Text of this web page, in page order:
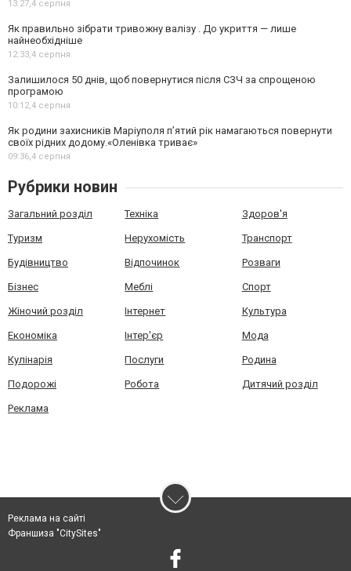
13:27,4 серпня
Як правильно зібрати тривожну валізу . До укриття — лише
найнеобхідніше
12:33,4 серпня
Залишилося 50 днів, щоб повернутися після СЗЧ за спрощеною
програмою
10:12,4 серпня
Як родини захисників Маріуполя пʼятий рік намагаються повернути
своїх рідних додому.«Оленівка триває»
09:36,4 серпня
Рубрики новин
Загальний розділ Техніка Здоров'я
Туризм Нерухомість Транспорт
Будівництво Відпочинок Розваги
Бізнес Меблі Спорт
Жіночий розділ Інтернет Культура
Економіка Інтер'єр Мода
Кулінарія Послуги Родина
Подорожі Робота Дитячий розділ
Реклама
Реклама на сайті
Франшиза "CitySites"